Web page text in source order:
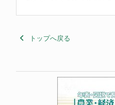
keyboard_arrow_left トップへ戻る